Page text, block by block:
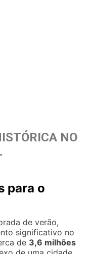
NO
para o
de verão,
significativo no
de 3,6 milhões